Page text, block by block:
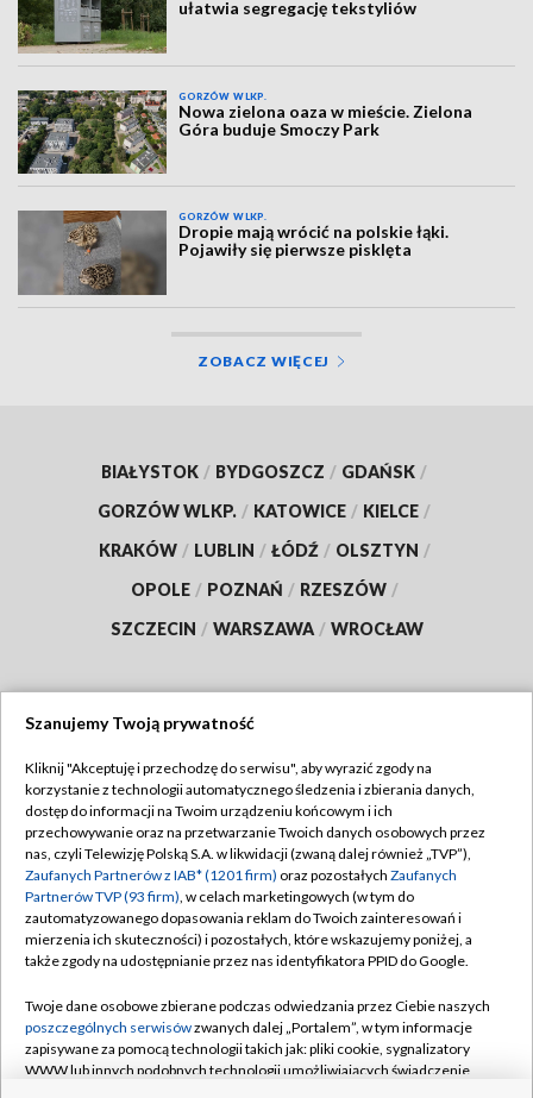
ułatwia segregację tekstyliów
GORZÓW WLKP.
Nowa zielona oaza w mieście. Zielona
Góra buduje Smoczy Park
GORZÓW WLKP.
Dropie mają wrócić na polskie łąki.
Pojawiły się pierwsze pisklęta
ZOBACZ WIĘCEJ
BIAŁYSTOK / BYDGOSZCZ / GDAŃSK /
GORZÓW WLKP. / KATOWICE / KIELCE /
KRAKÓW / LUBLIN / ŁÓDŹ / OLSZTYN /
OPOLE / POZNAŃ / RZESZÓW /
SZCZECIN / WARSZAWA / WROCŁAW
TVP
Abonament TVP
Emisja w TVP
Centrum informacji TVP
Naziemna Telewizja Cyfrowa
Rada Programowa
System NOS
Regulamin TVP
Polityka prywatności
Moje zgody
Pomoc
Kontakt
Szanujemy Twoją prywatność
Kliknij "Akceptuję i przechodzę do serwisu", aby wyrazić zgody na
korzystanie z technologii automatycznego śledzenia i zbierania danych,
dostęp do informacji na Twoim urządzeniu końcowym i ich
przechowywanie oraz na przetwarzanie Twoich danych osobowych przez
nas, czyli Telewizję Polską S.A. w likwidacji (zwaną dalej również „TVP”),
Zaufanych Partnerów z IAB* (1201 firm) oraz pozostałych Zaufanych
Partnerów TVP (93 firm), w celach marketingowych (w tym do
zautomatyzowanego dopasowania reklam do Twoich zainteresowań i
mierzenia ich skuteczności) i pozostałych, które wskazujemy poniżej, a
także zgody na udostępnianie przez nas identyfikatora PPID do Google.
Twoje dane osobowe zbierane podczas odwiedzania przez Ciebie naszych
poszczególnych serwisówzwanych dalej „Portalem”, w tym informacje
zapisywane za pomocą technologii takich jak: pliki cookie, sygnalizatory
WWW lub innych podobnych technologii umożliwiających świadczenie